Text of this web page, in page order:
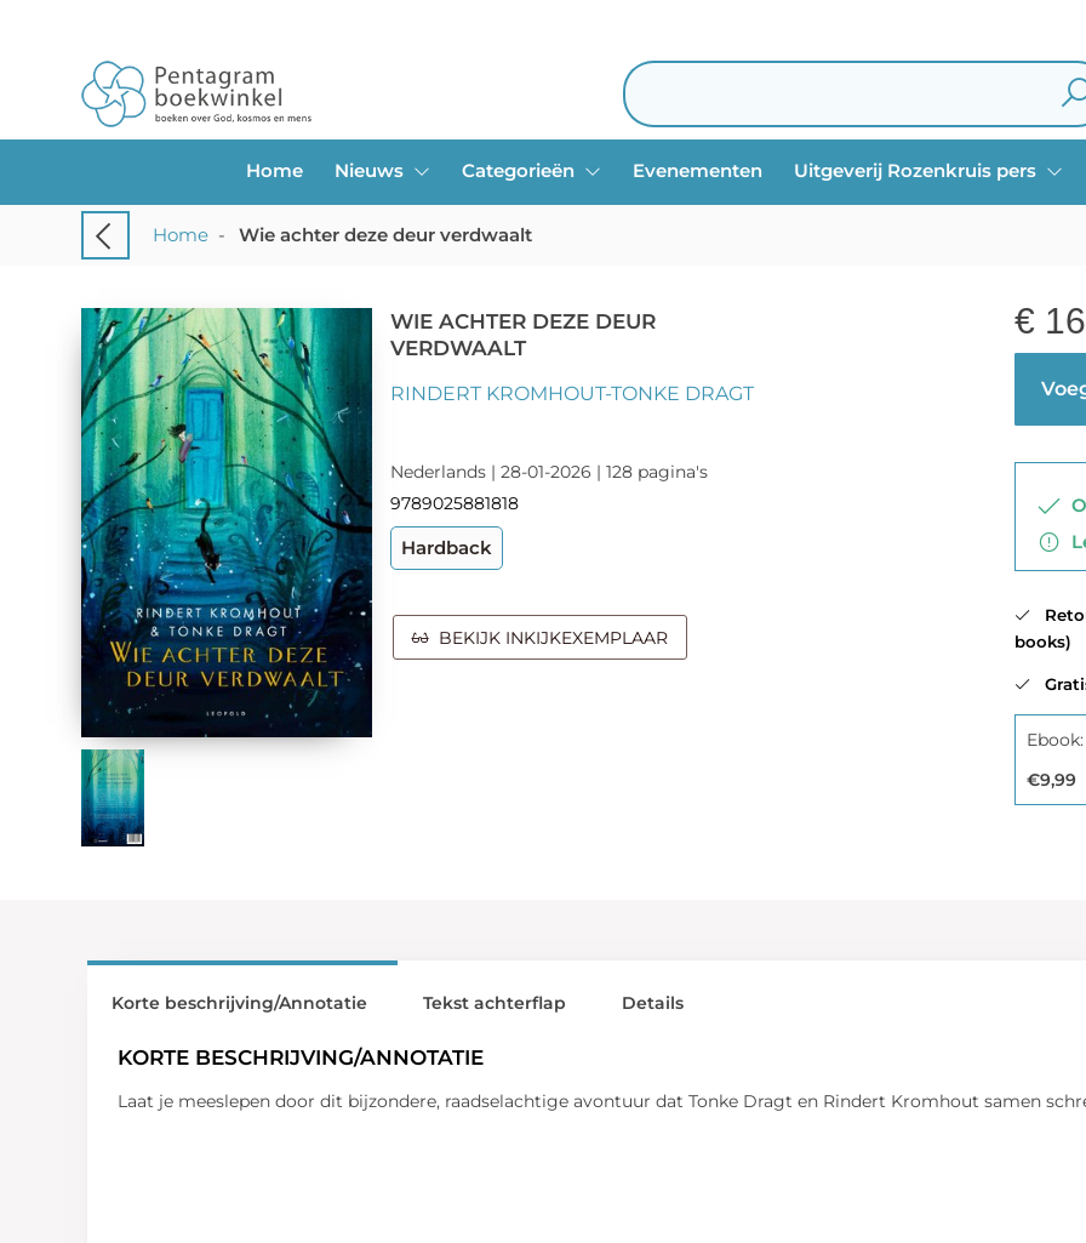
Home Nieuws Categorieën Evenementen Uitgeverij Rozenkruis pers
Home - Wie achter deze deur verdwaalt
WIE ACHTER DEZE DEUR
VERDWAALT
RINDERT KROMHOUT-TONKE DRAGT
Nederlands | 28-01-2026 | 128 pagina's
9789025881818
Hardback
BEKIJK INKIJKEXEMPLAAR
€
books)
Gratis
€9,99
Korte beschrijving/Annotatie
KORTE BESCHRIJVING/ANNOTATIE
Laat je meeslepen door dit bijzondere, raadselachtige avontuur dat Tonke Dragt en Rindert Kromhout samen
Tekst achterflap Details